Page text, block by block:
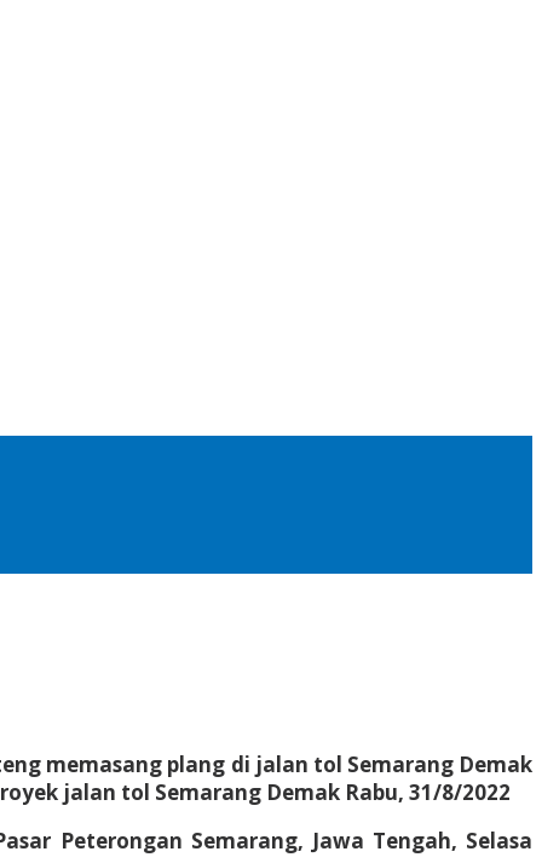
memasang plang di jalan tol Semarang Demak
jalan tol Semarang Demak Rabu, 31/8/2022
Peterongan Semarang, Jawa Tengah, Selasa